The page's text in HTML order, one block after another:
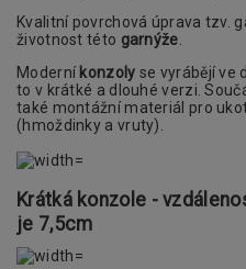
Kvalitní povrchová úprava tzv.
životnost této garnýže.
Moderní konzoly se vyrábějí ve
to v krátké a dlouhé verzi.
také montážní materiál pro
(hmoždinky a vruty).
Krátká konzole -
je 7,5cm